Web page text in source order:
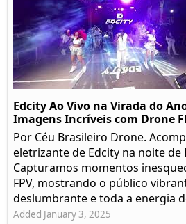
Edcity Ao Vivo na Virada do
Imagens Incríveis com Drone
Por Céu Brasileiro Drone.
eletrizante de Edcity na noite de
Capturamos momentos
FPV, mostrando o público
deslumbrante e toda a energia
Added January 3, 2025